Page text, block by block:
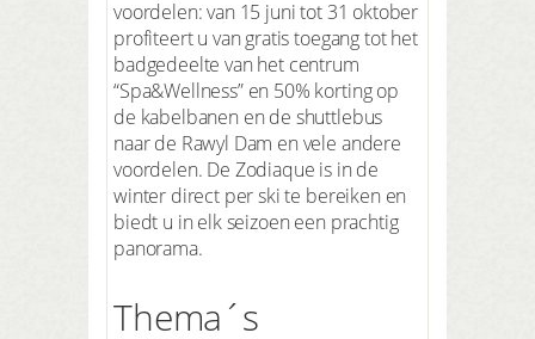
voordelen: van 15 juni tot 31 oktober
profiteert u van gratis toegang tot het
badgedeelte van het centrum
“Spa&Wellness” en 50% korting op
de kabelbanen en de shuttlebus
naar de Rawyl Dam en vele andere
voordelen. De Zodiaque is in de
winter direct per ski te bereiken en
biedt u in elk seizoen een prachtig
panorama.
Thema´s